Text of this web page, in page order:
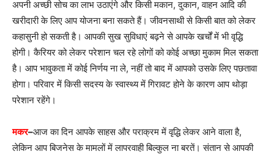
अपनी अच्छी सोच का लाभ उठाएंगे और किसी मकान, दुकान, वाहन आदि की
खरीदारी के लिए आप योजना बना सकते हैं। जीवनसाथी से किसी बात को लेकर
कहासुनी हो सकती है। आपकी सुख सुविधाएं बढ़ने से आपके खर्चों में भी वृद्धि
होगी। कैरियर को लेकर परेशान चल रहे लोगों को कोई अच्छा मुकाम मिल सकता
है। आप भावुकता में कोई निर्णय ना ले, नहीं तो बाद में आपको उसके लिए पछतावा
होगा। परिवार में किसी सदस्य के स्वास्थ्य में गिरावट होने के कारण आप थोड़ा
परेशान रहेंगे।
मकर–आज का दिन आपके साहस और पराक्रम में वृद्धि लेकर आने वाला है,
लेकिन आप बिजनेस के मामलों में लापरवाही बिल्कुल ना बरतें। संतान से आपकी